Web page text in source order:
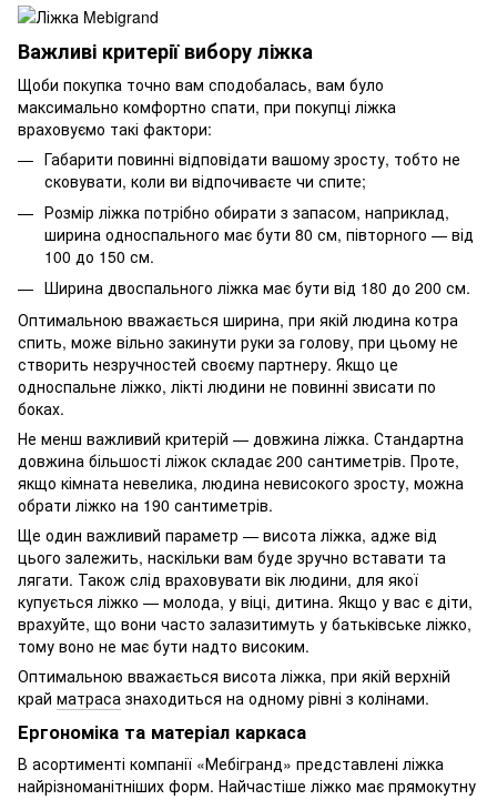
Важливі критерії вибору ліжка
Щоби покупка точно вам сподобалась, вам було
максимально комфортно спати, при покупці ліжка
враховуємо такі фактори:
Габарити повинні відповідати вашому зросту, тобто не
сковувати, коли ви відпочиваєте чи спите;
Розмір ліжка потрібно обирати з запасом, наприклад,
ширина односпального має бути 80 см, півторного — від
100 до 150 см.
Ширина двоспального ліжка має бути від 180 до 200 см.
Оптимальною вважається ширина, при якій людина котра
спить, може вільно закинути руки за голову, при цьому не
створить незручностей своєму партнеру. Якщо це
односпальне ліжко, лікті людини не повинні звисати по
боках.
Не менш важливий критерій — довжина ліжка. Стандартна
довжина більшості ліжок складає 200 сантиметрів. Проте,
якщо кімната невелика, людина невисокого зросту, можна
обрати ліжко на 190 сантиметрів.
Ще один важливий параметр — висота ліжка, адже від
цього залежить, наскільки вам буде зручно вставати та
лягати. Також слід враховувати вік людини, для якої
купується ліжко — молода, у віці, дитина. Якщо у вас є діти,
врахуйте, що вони часто залазитимуть у батьківське ліжко,
тому воно не має бути надто високим.
Оптимальною вважається висота ліжка, при якій верхній
край матраса знаходиться на одному рівні з колінами.
Ергономіка та матеріал каркаса
В асортименті компанії «Мебігранд» представлені ліжка
найрізноманітніших форм. Найчастіше ліжко має прямокутну